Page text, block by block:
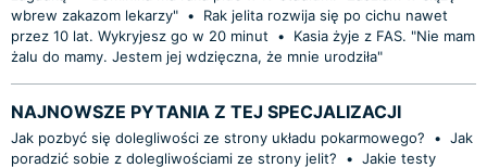
wbrew zakazom lekarzy" •
Rak jelita rozwija się po cichu nawet
przez 10 lat. Wykryjesz go w 20 minut
•
Kasia żyje z FAS. "Nie mam
żalu do mamy. Jestem jej wdzięczna, że mnie urodziła"
NAJNOWSZE PYTANIA Z TEJ SPECJALIZACJI
Jak pozbyć się dolegliwości ze strony układu pokarmowego? • Jak
poradzić sobie z dolegliwościami ze strony jelit?
• Jakie testy